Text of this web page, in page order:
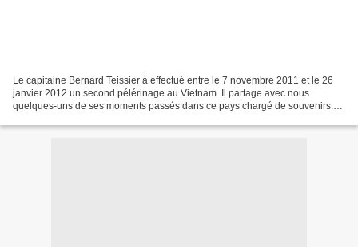
Le capitaine Bernard Teissier à effectué entre le 7 novembre 2011 et le 26
janvier 2012 un second pélérinage au Vietnam .Il partage avec nous
quelques-uns de ses moments passés dans ce pays chargé de souvenirs.